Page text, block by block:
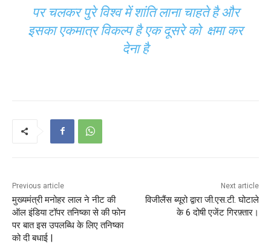
पर चलकर पुरे विश्व में शांति लाना चाहते है और
इसका एकमात्र विकल्प है एक दूसरे को क्षमा कर
देना है
Previous article
मुख्यमंत्री मनोहर लाल ने नीट की
ऑल इंडिया टॉपर तनिष्का से की फोन
पर बात इस उपलब्धि के लिए तनिष्का
को दी बधाई |
Next article
विजीलैंस ब्यूरो द्वारा जी.एस.टी. घोटाले
के 6 दोषी एजेंट गिरफ़्तार।